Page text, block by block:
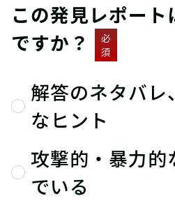
この発見レポート
ですか？
必
須
解答のネタバレ
なヒント
攻撃的・暴力的
でいる